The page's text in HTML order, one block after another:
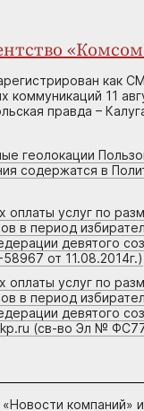
как
коммуникаций 11
правда –
геолокации
содержатся в
оплаты услуг по
в период
девятого
от 11.08.2014г.)
оплаты услуг по
в период
девятого
(св-во Эл №
Новости компаний»